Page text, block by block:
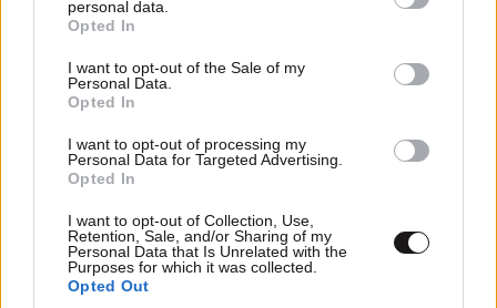
grant or deny consent to Google and its third-party tags to
use your data for below specified purposes in below Google
consent section.
personal data.
Opted In
I want to opt-out of the Sale of my
Personal Data.
Opted In
I want to opt-out of processing my
Personal Data for Targeted Advertising.
Opted In
I want to opt-out of Collection, Use,
Retention, Sale, and/or Sharing of my
Personal Data that Is Unrelated with the
Purposes for which it was collected.
Opted Out